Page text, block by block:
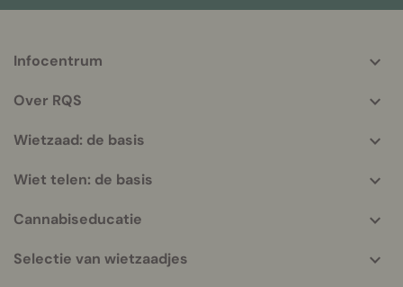
info
Infocentrum
Over RQS
Wietzaad: de basis
Wiet telen: de basis
Cannabiseducatie
Selectie van wietzaadjes